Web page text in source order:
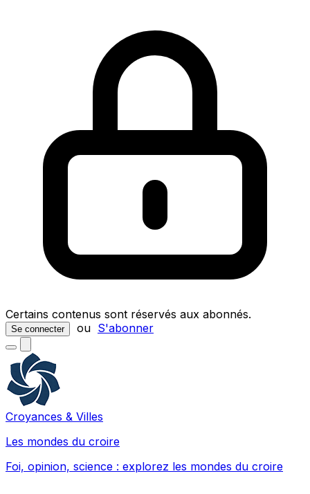
Certains contenus sont réservés aux abonnés.
Se connecter ou S'abonner
Croyances & Villes
Les mondes du croire
Foi, opinion, science : explorez les mondes du croire